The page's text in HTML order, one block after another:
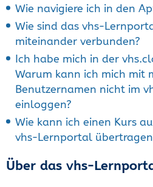
Wie navigiere ich in den
Wie sind das vhs-
miteinander verbunden?
Ich habe mich in der
Warum kann ich mich mit
Benutzernamen nicht im
einloggen?
Wie kann ich einen Kurs
vhs-Lernportal
Über das vhs-